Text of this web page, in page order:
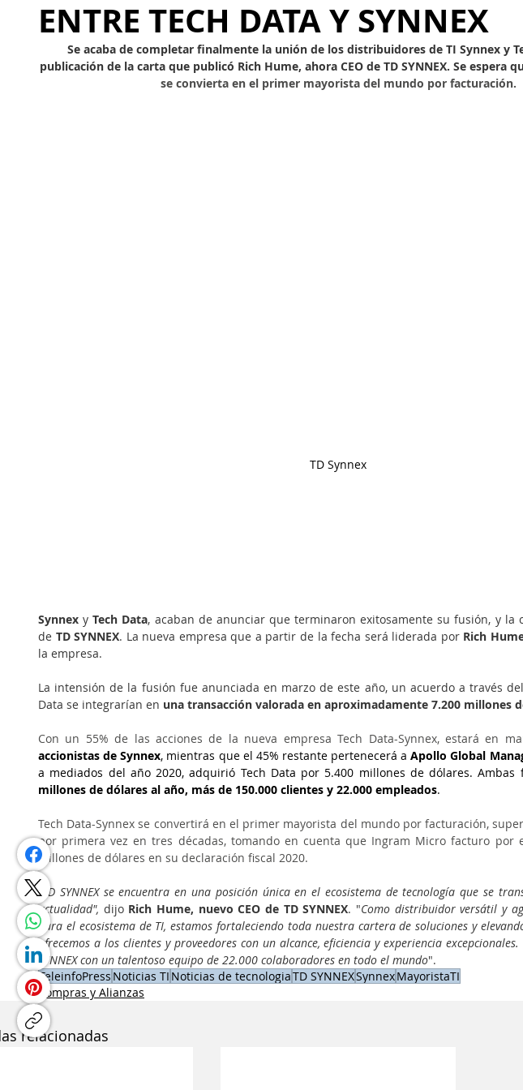
ENTRE TECH DATA Y SYNNEX
Se acaba de completar finalmente la unión de los distribuidores de TI Synnex y
publicación de la carta que publicó Rich Hume, ahora CEO de TD SYNNEX. Se espera
se convierta en el primer mayorista del mundo por facturación.
TD Synnex
Synnex y Tech Data, acaban de anunciar que terminaron exitosamente su fusión, y la
de TD SYNNEX. La nueva empresa que a partir de la fecha será liderada por Rich
la empresa.
La intensión de la fusión fue anunciada en marzo de este año, un acuerdo a través del
Data se integrarían en una transacción valorada en aproximadamente 7.200 millones
Con un 55% de las acciones de la nueva empresa Tech Data-Synnex, estará en
accionistas de Synnex, mientras que el 45% restante pertenecerá a Apollo Global
a mediados del año 2020, adquirió Tech Data por 5.400 millones de dólares. Ambas
millones de dólares al año, más de 150.000 clientes y 22.000 empleados.
Tech Data-Synnex se convertirá en el primer mayorista del mundo por facturación,
por primera vez en tres décadas, tomando en cuenta que Ingram Micro facturo por
millones de dólares en su declaración fiscal 2020.
"TD SYNNEX se encuentra en una posición única en el ecosistema de tecnología que se
actualidad", dijo Rich Hume, nuevo CEO de TD SYNNEX. "Como distribuidor versátil y
para el ecosistema de TI, estamos fortaleciendo toda nuestra cartera de soluciones y
ofrecemos a los clientes y proveedores con un alcance, eficiencia y experiencia
SYNNEX con un talentoso equipo de 22.000 colaboradores en todo el mundo".
TeleinfoPress Noticias TI Noticias de tecnologiaTD SYNNEXSynnexMayoristaTI
Compras y Alianzas
relacionadas